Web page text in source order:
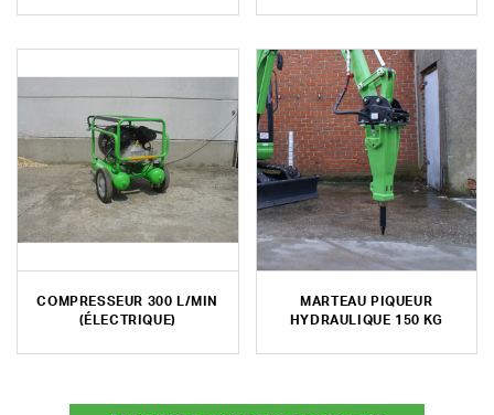
COMPRESSEUR 300 L/MIN
(ÉLECTRIQUE)
MARTEAU PIQUEUR
HYDRAULIQUE 150 KG